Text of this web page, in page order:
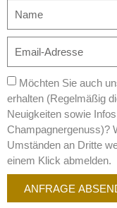
Möchten Sie auch
erhalten (Regelmäßig
Neuigkeiten sowie
Champagnergenuss)?
Umständen an Dritte
einem Klick abmelden.
ANFRAGE